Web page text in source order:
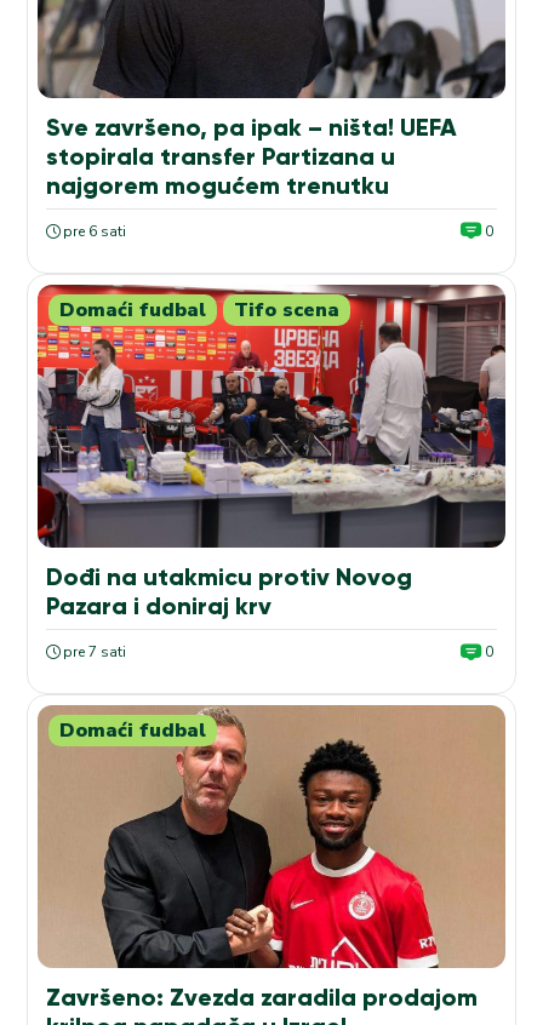
Sve završeno, pa ipak – ništa! UEFA
stopirala transfer Partizana u
najgorem mogućem trenutku
pre 6 sati 0
Domaći fudbal Tifo scena
Dođi na utakmicu protiv Novog
Pazara i doniraj krv
pre 7 sati 0
Domaći fudbal
Završeno: Zvezda zaradila prodajom